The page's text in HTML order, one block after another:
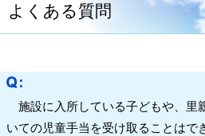
よくある質問
施設に入所している子どもや、里
いての児童手当を受け取ることはで